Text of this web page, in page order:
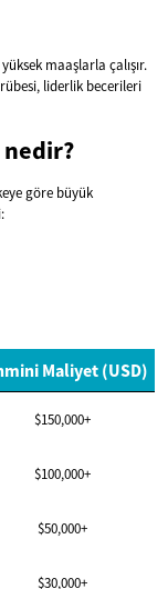
maaşlarla çalışır.
liderlik becerileri
nedir?
göre büyük
Maliyet (USD)
$150,000+
$100,000+
$50,000+
$30,000+